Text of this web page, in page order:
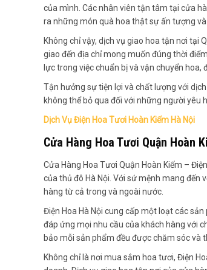
của mình. Các nhân viên tận tâm tại cửa
ra những món quà hoa thật sự ấn tượng và
Không chỉ vậy, dịch vụ giao hoa tận nơi tại
giao đến địa chỉ mong muốn đúng thời
lực trong việc chuẩn bị và vận chuyển
Tận hưởng sự tiện lợi và chất lượng với
không thể bỏ qua đối với những người yêu
Dịch Vụ Điện Hoa Tươi Hoàn Kiếm Hà Nội
Cửa Hàng Hoa Tươi Quận Hoàn
Cửa Hàng Hoa Tươi Quận Hoàn Kiếm –
của thủ đô Hà Nội. Với sứ mệnh mang đến
hàng từ cả trong và ngoài nước.
Điện Hoa Hà Nội cung cấp một loạt các
đáp ứng mọi nhu cầu của khách hàng với
bảo mỗi sản phẩm đều được chăm sóc và
Không chỉ là nơi mua sắm hoa tươi, Điện